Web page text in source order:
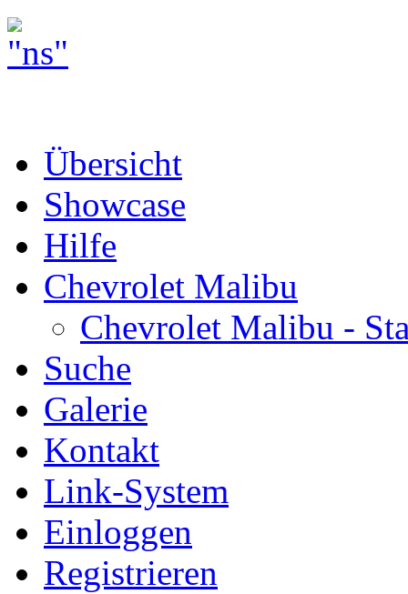
Übersicht
Showcase
Hilfe
Chevrolet Malibu
Chevrolet Malibu -
Suche
Galerie
Kontakt
Link-System
Einloggen
Registrieren